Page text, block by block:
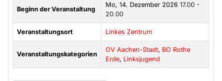
Beginn der Veranstaltung
Mo, 14. Dezember 202617.00 -
20.00
Veranstaltungsort Linkes Zentrum
Veranstaltungskategorien
OV Aachen-Stadt, BO Rothe
Erde, Linksjugend